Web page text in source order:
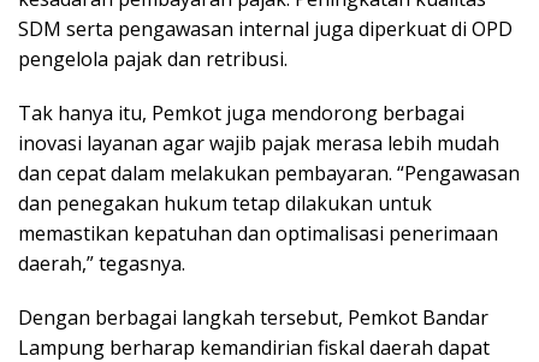
SDM serta pengawasan internal juga diperkuat di OPD
pengelola pajak dan retribusi.
Tak hanya itu, Pemkot juga mendorong berbagai
inovasi layanan agar wajib pajak merasa lebih mudah
dan cepat dalam melakukan pembayaran. “Pengawasan
dan penegakan hukum tetap dilakukan untuk
memastikan kepatuhan dan optimalisasi penerimaan
daerah,” tegasnya.
Dengan berbagai langkah tersebut, Pemkot Bandar
Lampung berharap kemandirian fiskal daerah dapat